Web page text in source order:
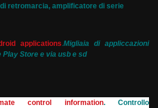
retromarcia, amplificatore di serie
applications Migliaia di appliccazioni
Store e via usb e sd
control information. Controllo